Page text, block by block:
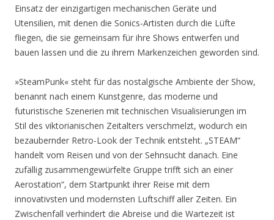
Einsatz der einzigartigen mechanischen Geräte und
Utensilien, mit denen die Sonics-Artisten durch die Lüfte
fliegen, die sie gemeinsam für ihre Shows entwerfen und
bauen lassen und die zu ihrem Markenzeichen geworden sind.
»SteamPunk« steht für das nostalgische Ambiente der Show,
benannt nach einem Kunstgenre, das moderne und
futuristische Szenerien mit technischen Visualisierungen im
Stil des viktorianischen Zeitalters verschmelzt, wodurch ein
bezaubernder Retro-Look der Technik entsteht. „STEAM“
handelt vom Reisen und von der Sehnsucht danach. Eine
zufällig zusammengewürfelte Gruppe trifft sich an einer
Aerostation“, dem Startpunkt ihrer Reise mit dem
innovativsten und modernsten Luftschiff aller Zeiten. Ein
Zwischenfall verhindert die Abreise und die Wartezeit ist